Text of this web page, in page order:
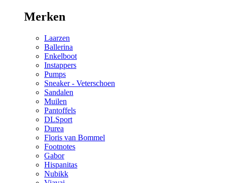
Merken
Laarzen
Ballerina
Enkelboot
Instappers
Pumps
Sneaker - Veterschoen
Sandalen
Muilen
Pantoffels
DLSport
Durea
Floris van Bommel
Footnotes
Gabor
Hispanitas
Nubikk